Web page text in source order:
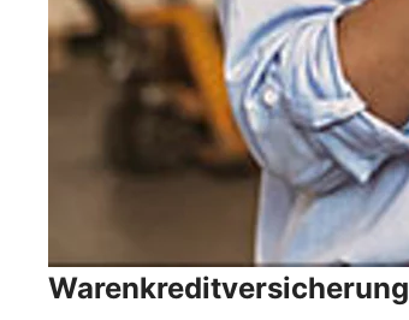
Warenkreditversicherung